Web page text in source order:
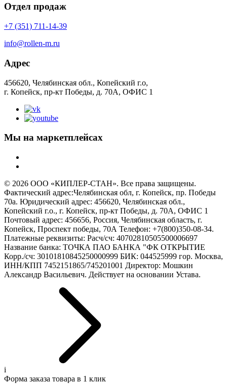
Отдел продаж
+7 (351) 711-14-39
info@rollen-m.ru
Адрес
456620, Челябинская обл., Копейский г.о,
г. Копейск, пр-кт Победы, д. 70А, ОФИС 1
Мы на маркетплейсах
© 2026 ООО «КИПЛЕР-СТАН». Все права защищены.
Фактический адрес:Челябинская обл, г. Копейск, пр. Победы
70а. Юридический адрес: 456620, Челябинская обл.,
Копейский г.о., г. Копейск, пр-кт Победы, д. 70А, ОФИС 1
Почтовый адрес: 456656, Россия, Челябинская область, г.
Копейск, Проспект победы, 70А Телефон: +7(800)350-08-34.
Платежные реквизиты: Расч/сч: 40702810505500006697
Название банка: ТОЧКА ПАО БАНКА "ФК ОТКРЫТИЕ
Корр./сч: 30101810845250000999 БИК: 044525999 гор. Москва,
ИНН/КПП 7452151865/745201001 Директор: Мошкин
Александр Васильевич. Действует на основании Устава.
i
Форма заказа товара в 1 клик